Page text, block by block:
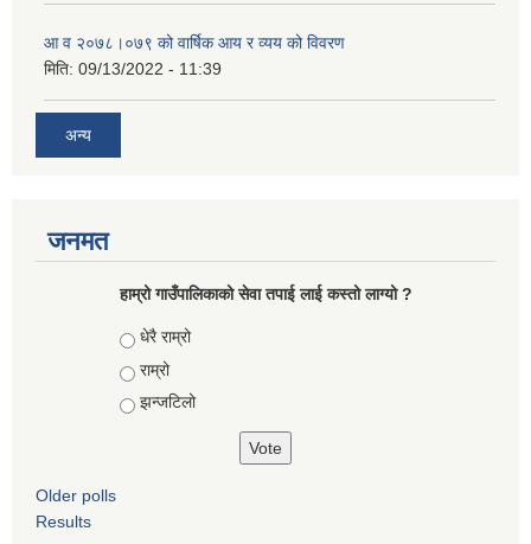
आ‍ व २०७८।०७९ को वार्षिक आय र व्यय को विवरण
मिति: 09/13/2022 - 11:39
अन्य
जनमत
हाम्रो गाउँपालिकाको सेवा तपाई लाई कस्तो लाग्यो ?
Choices
धेरै राम्रो
राम्रो
झन्जटिलो
Older polls
Results